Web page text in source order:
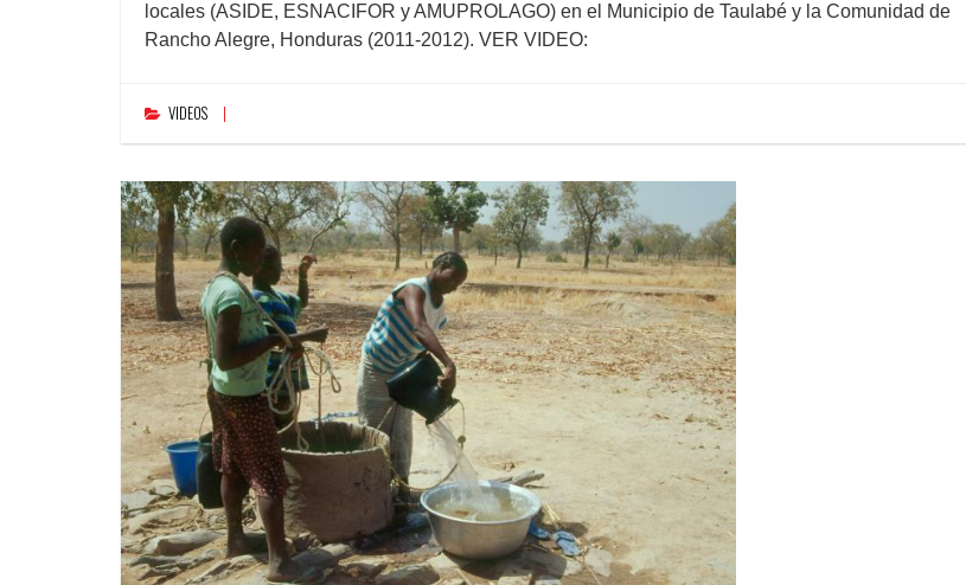
locales (ASIDE, ESNACIFOR y AMUPROLAGO) en el Municipio de Taulabé y la Comunidad de
Rancho Alegre, Honduras (2011-2012). VER VIDEO:
VIDEOS